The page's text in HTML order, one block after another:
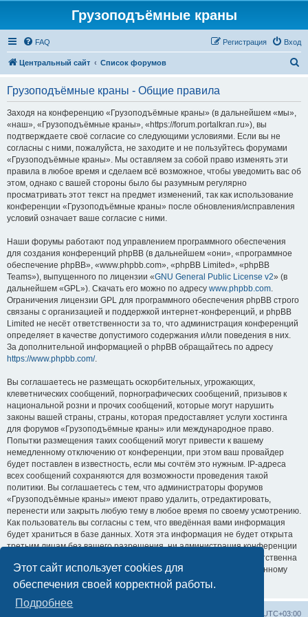
Этот сайт использует cookies для
обеспечения своей корректной работы.
Подробнее
Грузоподъёмные краны
FAQ Вход
Регистрация
Центральный сайт Список форумов
Грузоподъёмные краны - Общие правила
Заходя на конференцию «Грузоподъёмные краны» (в дальнейшем «мы»,
«наш», «Грузоподъёмные краны», «https://forum.portalkran.ru»), вы
подтверждаете своё согласие со следующими условиями. Если вы не
согласны с ними, пожалуйста, не заходите и не пользуйтесь форумами
«Грузоподъёмные краны». Мы оставляем за собой право изменять эти
правила в любое время и сделаем всё возможное, чтобы уведомить вас об
этом, однако с вашей стороны было бы разумным регулярно
просматривать этот текст на предмет изменений, так как использование
конференции «Грузоподъёмные краны» после обновления/исправления
условий означает ваше согласие с ними.
Наши форумы работают под управлением программного обеспечения
для создания конференций phpBB (в дальнейшем «они», «программное
обеспечение phpBB», «www.phpbb.com», «phpBB Limited», «phpBB
Teams»), выпущенного по лицензии «GNU General Public License v2» (в
дальнейшем «GPL»). Скачать его можно по адресу www.phpbb.com.
Ограничения лицензии GPL для программного обеспечения phpBB строго
связаны с организацией и поддержкой интернет-конференций, и phpBB
Limited не несёт ответственности за то, что администрация конференций
определяет в качестве допустимого содержания и/или поведения в них.
За дополнительной информацией о phpBB обращайтесь по адресу
https://www.phpbb.com/.
Вы соглашаетесь не размещать оскорбительных, угрожающих,
клеветнических сообщений, порнографических сообщений, призывов к
национальной розни и прочих сообщений, которые могут нарушить
законы вашей страны, страны, которая предоставляет услуги хостинга
для форумов «Грузоподъёмные краны» или международное право.
Попытки размещения таких сообщений могут привести к вашему
немедленному отключению от конференции, при этом ваш провайдер
будет поставлен в известность, если мы сочтём это нужным. IP-адреса
всех сообщений сохраняются для возможности проведения такой
политики. Вы соглашаетесь с тем, что администраторы форумов
«Грузоподъёмные краны» имеют право удалить, отредактировать,
перенести или закрыть любую тему в любое время по своему усмотрению.
Как пользователь вы согласны с тем, что введённая вами информация
будет храниться в базе данных. Хотя эта информация не будет открыта
третьим лицам без вашего разрешения, ни администрация конференции
«Грузоподъёмные краны», ни phpBB Limited не может быть ответственна
за действия хакеров, которые могут привести к несанкционированному
доступу к ней.
UTC+03:00